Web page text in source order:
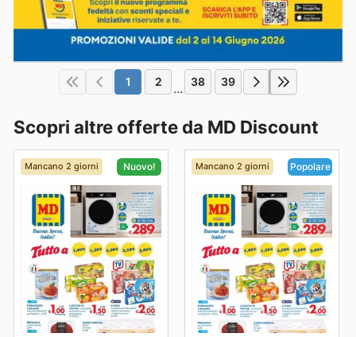
1 2 ... 38 39
Scopri altre offerte da MD Discount
Mancano 2 giorni Nuovo! Mancano 2 giorni Popolare